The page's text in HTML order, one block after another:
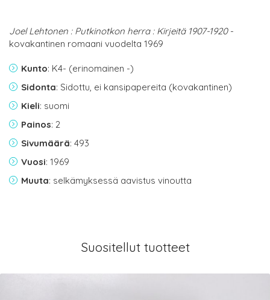
Joel Lehtonen : Putkinotkon herra : Kirjeitä 1907-1920-
kovakantinen romaani vuodelta 1969
Kunto: K4- (erinomainen -)
Sidonta: Sidottu, ei kansipapereita (kovakantinen)
Kieli: suomi
Painos: 2
Sivumäärä: 493
Vuosi: 1969
Muuta: selkämyksessä aavistus vinoutta
Suositellut tuotteet